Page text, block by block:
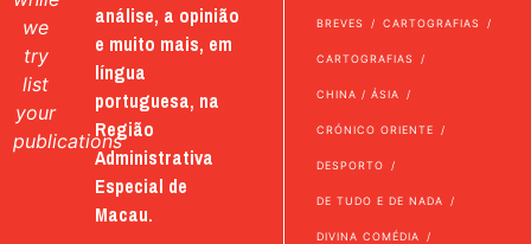
we
try
list
your
publications
análise, a opinião
e muito mais, em
língua
portuguesa, na
Região
Administrativa
Especial de
Macau.
BREVES CARTOGRAFIAS
CARTOGRAFIAS
CHINA / ÁSIA
CRÓNICO ORIENTE
DESPORTO
DE TUDO E DE NADA
DIVINA COMÉDIA